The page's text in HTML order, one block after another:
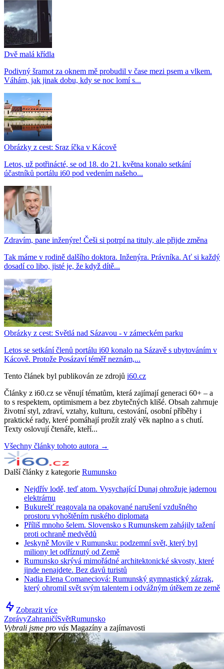
Dvě malá křídla
Podivný šramot za oknem mě probudil v čase mezi psem a vlkem.
Váhám, jak jinak dobu, kdy se noc lomí s...
Obrázky z cest: Sraz íčka v Kácově
Letos, už potřinácté, se od 18. do 21. května konalo setkání
účastníků portálu i60 pod vedením našeho...
Zdravím, pane inženýre! Češi si potrpí na tituly, ale přijde změna
Tak máme v rodině dalšího doktora. Inženýra. Právníka. Ať si každý
dosadí co libo, jisté je, že když dítě...
Obrázky z cest: Světlá nad Sázavou - v zámeckém parku
Letos se setkání členů portálu i60 konalo na Sázavě s ubytováním v
Kácově. Protože Posázaví téměř neznám,...
Tento článek byl publikován ze zdrojů i60.cz
Články z i60.cz se věnují tématům, která zajímají generaci 60+ – a
to s respektem, optimismem a bez zbytečných klišé. Obsah zahrnuje
životní styl, zdraví, vztahy, kulturu, cestování, osobní příběhy i
praktické rady, které pomáhají prožít zralý věk naplno a s chutí.
Texty oslovují čtenáře, kteří...
Všechny články tohoto autora →
Další články z kategorie Rumunsko
Nejdřív lodě, teď atom. Vysychající Dunaj ohrožuje jadernou
elektrárnu
Bukurešť reagovala na opakované narušení vzdušného
prostoru vyhoštěním ruského diplomata
Příliš mnoho šelem. Slovensko s Rumunskem zahájily tažení
proti ochraně medvědů
Jeskyně Movile v Rumunsku: podzemní svět, který byl
miliony let odříznutý od Země
Rumunsko skrývá mimořádné architektonické skvosty, které
jinde nenajdete. Bez davů turistů
Nadia Elena Comaneciová: Rumunský gymnastický zázrak,
který ohromil svět svým talentem i odvážným útěkem ze země
Zobrazit více
ZprávyZahraničíSvětRumunsko
Vybrali jsme pro vás Magazíny a zajímavosti